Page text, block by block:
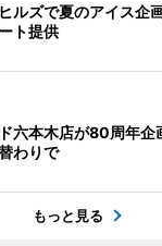
ルズで夏のアイス
ト提供
六本木店が80周年
わりで
もっと見る